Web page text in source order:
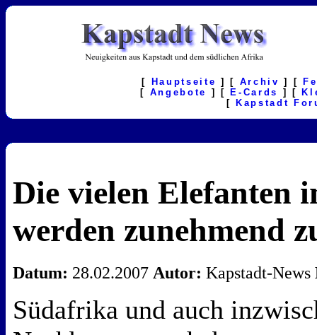
[ Hauptseite ] [ Archiv ] [
[ Angebote ] [ E-Cards ] [
[
Kapstadt
Die vielen Elefanten
werden zunehmend
Datum: 28.02.2007 Autor: Kapstadt-News
Südafrika und auch